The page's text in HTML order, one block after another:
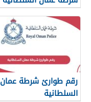
رقم طوارئ شرطة عمان
السلطانية